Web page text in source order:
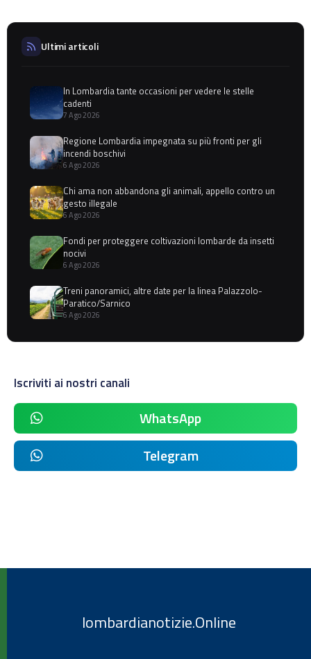
Ultimi articoli
In Lombardia tante occasioni per vedere le stelle
cadenti
7 Ago 2026
Regione Lombardia impegnata su più fronti per gli
incendi boschivi
6 Ago 2026
Chi ama non abbandona gli animali, appello contro un
gesto illegale
6 Ago 2026
Fondi per proteggere coltivazioni lombarde da insetti
nocivi
6 Ago 2026
Treni panoramici, altre date per la linea Palazzolo-
Paratico/Sarnico
6 Ago 2026
Iscriviti ai nostri canali
WhatsApp
Telegram
lombardianotizie.Online